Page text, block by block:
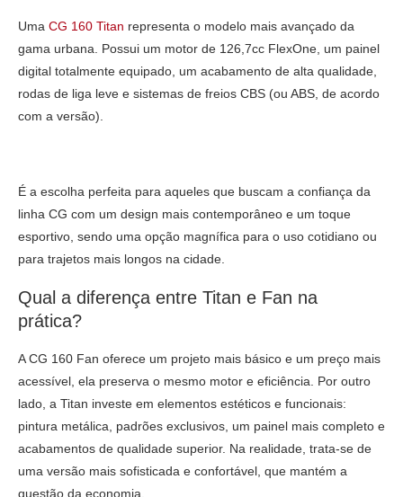
Uma CG 160 Titan representa o modelo mais avançado da
gama urbana. Possui um motor de 126,7cc FlexOne, um painel
digital totalmente equipado, um acabamento de alta qualidade,
rodas de liga leve e sistemas de freios CBS (ou ABS, de acordo
com a versão).
É a escolha perfeita para aqueles que buscam a confiança da
linha CG com um design mais contemporâneo e um toque
esportivo, sendo uma opção magnífica para o uso cotidiano ou
para trajetos mais longos na cidade.
Qual a diferença entre Titan e Fan na
prática?
A CG 160 Fan oferece um projeto mais básico e um preço mais
acessível, ela preserva o mesmo motor e eficiência. Por outro
lado, a Titan investe em elementos estéticos e funcionais:
pintura metálica, padrões exclusivos, um painel mais completo e
acabamentos de qualidade superior. Na realidade, trata-se de
uma versão mais sofisticada e confortável, que mantém a
questão da economia.